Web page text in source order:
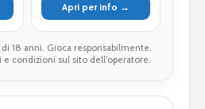
Apri per info →
18 anni. Gioca responsabilmente.
condizioni sul sito dell’operatore.